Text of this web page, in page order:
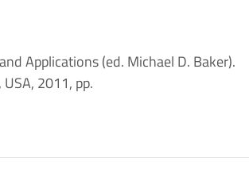
Applications (ed. Michael D. Baker).
2011, pp.